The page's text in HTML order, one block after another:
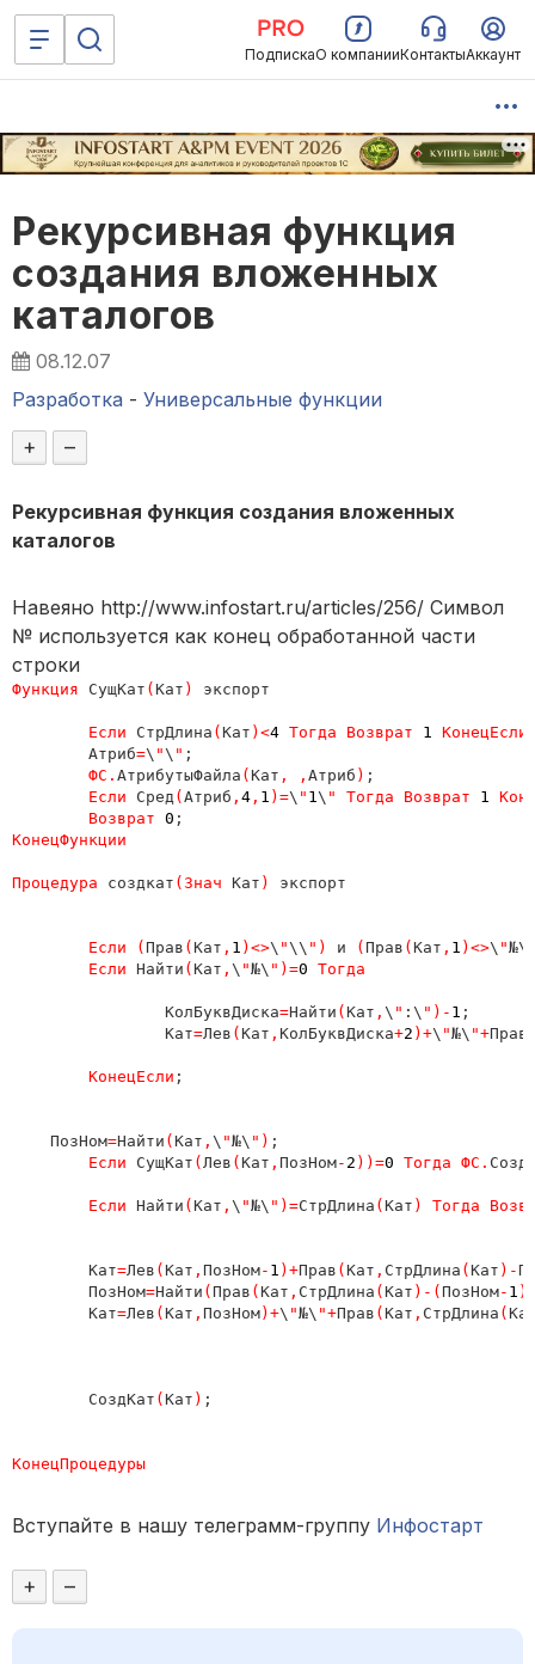
ПодпискаО компанииКонтактыАккаунт
Рекурсивная функция
создания вложенных
каталогов
08.12.07
Разработка - Универсальные функции
+
–
Рекурсивная функция создания вложенных
каталогов
Навеяно http://www.infostart.ru/articles/256/ Символ
№ используется как конец обработанной части
строки
Функция СущКат ( Кат ) экспорт
Если СтрДлина ( Кат )<4 Тогда Возврат 1 КонецЕсли
	Атриб
=\ "\ " ;
ФС . АтрибутыФайла ( Кат , , Атриб ) ;
Если Сред( Атриб , 4 , 1 ) =\ " 1\ " Тогда Возврат 1
Возврат 0
КонецФункции
Процедура создкат (Знач Кат ) экспорт
Если ( Прав ( Кат , 1 )<>\ "\\ " ) и ( Прав ( Кат , 1 )<>\ "№\
Если Найти ( Кат , \ "№\ " ) =0 Тогда
КолБуквДиска=Найти ( Кат , \ " :\ " ) - 1 ;
		Кат
=Лев ( Кат , КолБуквДиска+2 ) +\ "№\ "+Прав
КонецЕсли ;
    ПозНом
=Найти ( Кат , \ "№\ " ) ;
Если СущКат ( Лев ( Кат , ПозНом- 2 ) ) =0 Тогда ФС .
Если Найти ( Кат , \ "№\ " ) =СтрДлина ( Кат ) Тогда
	Кат
=Лев ( Кат , ПозНом- 1 ) +Прав ( Кат , СтрДлина ( Кат ) -
	ПозНом
=Найти ( Прав ( Кат , СтрДлина ( Кат ) - ( ПозНом- 1 )
	Кат
=Лев ( Кат , ПозНом) +\ "№\ "+Прав ( Кат , СтрДлина (
	СоздКат
( Кат ) ;
Вступайте в нашу телеграмм-группу Инфостарт
+ –